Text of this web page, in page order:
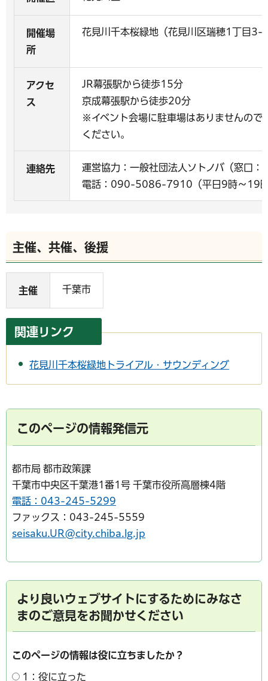
開催場
所
花見川千本桜緑地（花見川区瑞穂1丁目3-
アクセ
ス
JR幕張駅から徒歩15分
京成幕張駅から徒歩20分
※イベント会場に駐車場はありませんので
ください。
連絡先
運営協力：一般社団法人ソトノバ（窓口：
電話：090-5086-7910（平日9時～19
主催、共催、後援
主催 千葉市
関連リンク
花見川千本桜緑地トライアル・サウンディング
このページの情報発信元
都市局 都市政策課
千葉市中央区千葉港1番1号 千葉市役所高層棟4階
電話：043-245-5299
ファックス：043-245-5559
seisaku.UR@city.chiba.lg.jp
より良いウェブサイトにするためにみなさ
まのご意見をお聞かせください
このページの情報は役に立ちましたか？
1：役に立った